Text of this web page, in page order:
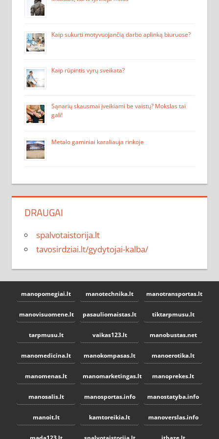
Kaip sukurti motyvuojančią darbo aplinką biuruose?
Kaip rūpintis vyrų sveikata?
Sąnarių skausmai įveikiami be vaistų? Mokslas tai
gali!
Metalo gaminiai karaliauja rinkoje
DRAUGAI
spalvotaistorija.lt
tavosirdziai.lt/gydytojai-kalba/
manopomegiai.lt manotechnika.lt manotransportas.lt
manovisuomene.lt pasauliomaistas.lt tiktarpmusu.lt
tarpmusu.lt vaikas123.lt manobustas.net
manomedicina.lt manokompasas.lt manoerotika.lt
manomenas.lt manomarketingas.lt manoprekes.lt
manosalis.lt manosportas.info manostatyba.info
manoit.lt kamtoreikia.lt manoverslas.info